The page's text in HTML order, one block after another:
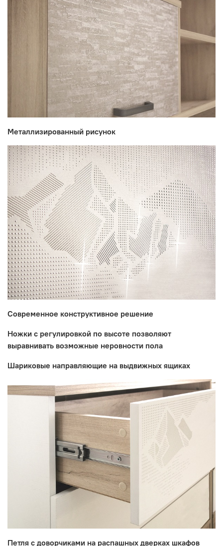
Цвет:
Дуб Кронберг/Белый шпон/Плаза/Стоун
Производитель:
Металлизированный рисунок
Современное конструктивное решение
Ножки с регулировкой по высоте позволяют
выравнивать возможные неровности пола
Шариковые направляющие на выдвижных ящиках
Петля с доворчиками на распашных дверках шкафов